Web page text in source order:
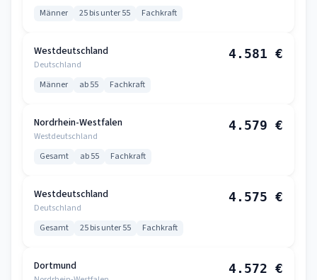
Männer 25 bis unter 55 Fachkraft
Westdeutschland
Deutschland
4.581 €
Männer ab 55 Fachkraft
Nordrhein-Westfalen
Westdeutschland
4.579 €
Gesamt ab 55 Fachkraft
Westdeutschland
Deutschland
4.575 €
Gesamt 25 bis unter 55 Fachkraft
Dortmund 4.572 €